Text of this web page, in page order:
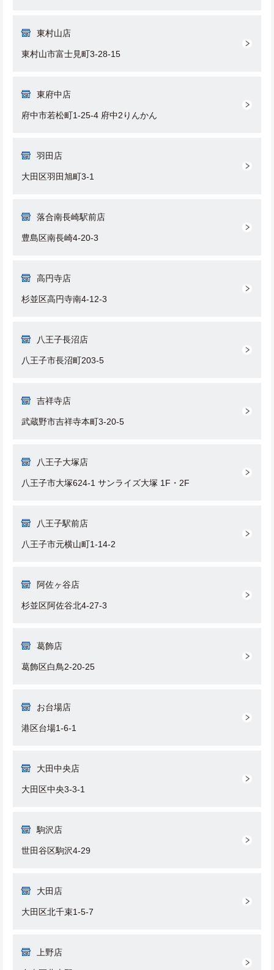
東村山店
東村山市富士見町3-28-15
東府中店
府中市若松町1-25-4 府中2りんかん
羽田店
大田区羽田旭町3-1
落合南長崎駅前店
豊島区南長崎4-20-3
高円寺店
杉並区高円寺南4-12-3
八王子長沼店
八王子市長沼町203-5
吉祥寺店
武蔵野市吉祥寺本町3-20-5
八王子大塚店
八王子市大塚624-1 サンライズ大塚 1F・2F
八王子駅前店
八王子市元横山町1-14-2
阿佐ヶ谷店
杉並区阿佐谷北4-27-3
葛飾店
葛飾区白鳥2-20-25
お台場店
港区台場1-6-1
大田中央店
大田区中央3-3-1
駒沢店
世田谷区駒沢4-29
大田店
大田区北千束1-5-7
上野店